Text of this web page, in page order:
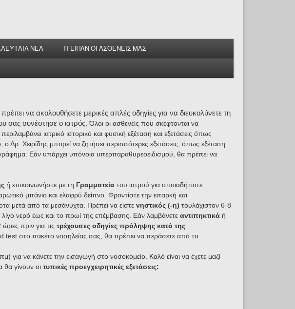
ΝΕΑ ΤΙ ΕΙΠΑΝ ΟΙ ΑΣΘΕΝΕΙΣ ΜΑΣ
να ακολουθήσετε μερικές απλές οδηγίες για να διευκολύνετε τη
σας συνέστησε ο ιατρός.Όλοι οι ασθενείς που σκέφτονται να
ιατρικό ιστορικό και φυσική εξέταση και εξετάσεις όπως
ο Δρ. Χειρίδης μπορεί να ζητήσει περισσότερες εξετάσεις, όπως εξέταση
Εάν υπάρχει υπόνοια υπερπαραθυρεοειδισμού, θα πρέπει να
ή επικοινωνήστε με τη Γραμματείατου ιατρού για οποιαδήποτε
μπάνιο και ελαφρύ δείπνο. Φροντίστε την επαρκή και
μετά από τα μεσάνυχτα. Πρέπει να είστε νηστικός (-η) τουλάχιστον 6-8
νερό έως και το πρωί της επέμβασης. Εάν λαμβάνετε αντιπηκτικάή
πριν για τις τρέχουσες οδηγίες πρόληψης κατά της
test στο πακέτο νοσηλείας σας, θα πρέπει να περάσετε από το
για να κάνετε την εισαγωγή στο νοσοκομείο. Καλό είναι να έχετε μαζί
θα γίνουν οι τυπικές προεγχειρητικές εξετάσεις: